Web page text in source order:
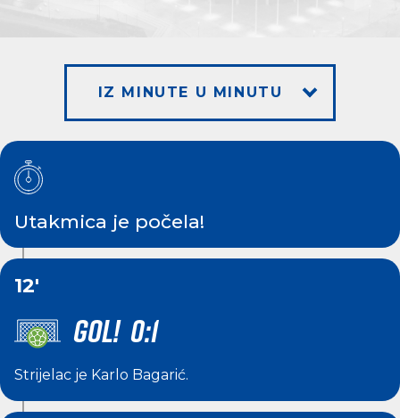
IZ MINUTE U MINUTU
Utakmica je počela!
12'
GOL! 0:1
Strijelac je Karlo Bagarić.